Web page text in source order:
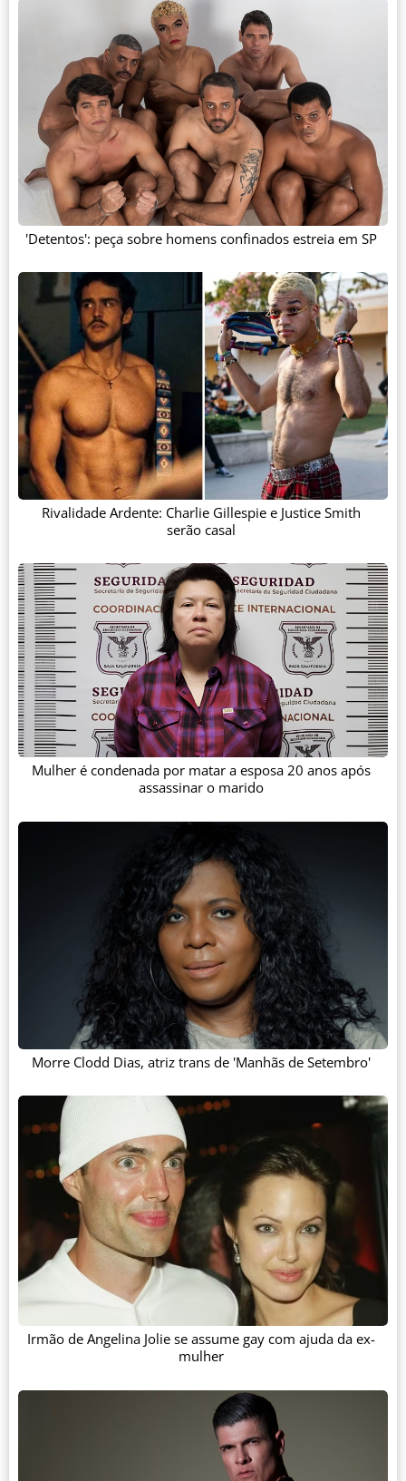
'Detentos': peça sobre homens confinados estreia em SP
Rivalidade Ardente: Charlie Gillespie e Justice Smith
serão casal
Mulher é condenada por matar a esposa 20 anos após
assassinar o marido
Morre Clodd Dias, atriz trans de 'Manhãs de Setembro'
Irmão de Angelina Jolie se assume gay com ajuda da ex-
mulher